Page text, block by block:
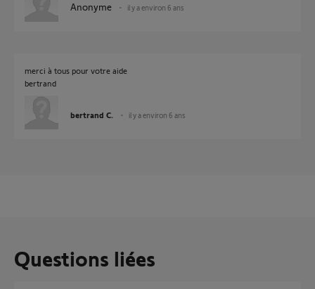
Anonyme il y a environ 6 ans
merci à tous pour votre aide
bertrand
bertrand C. il y a environ 6 ans
Questions liées